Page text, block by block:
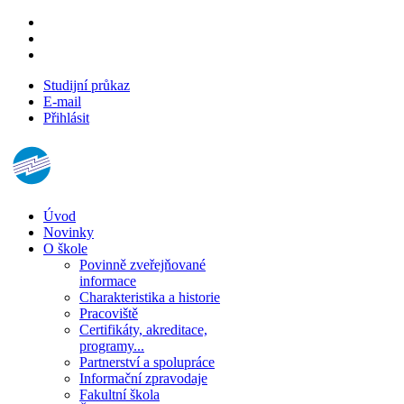
Studijní průkaz
E-mail
Přihlásit
Úvod
Novinky
O škole
Povinně zveřejňované
informace
Charakteristika a historie
Pracoviště
Certifikáty, akreditace,
programy...
Partnerství a spolupráce
Informační zpravodaje
Fakultní škola